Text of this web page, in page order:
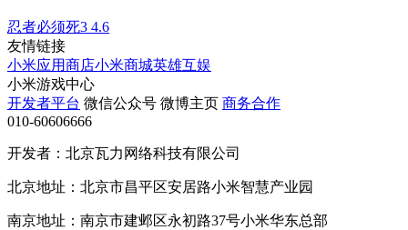
忍者必须死3 4.6
友情链接
小米应用商店小米商城英雄互娱
小米游戏中心
开发者平台 微信公众号 微博主页 商务合作
010-60606666
开发者：北京瓦力网络科技有限公司
北京地址：北京市昌平区安居路小米智慧产业园
南京地址：南京市建邺区永初路37号小米华东总部